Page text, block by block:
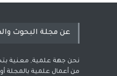
عن مجلة البحوث
نحن جهة علمية, معنية
من أعمال علمية بالمجلة